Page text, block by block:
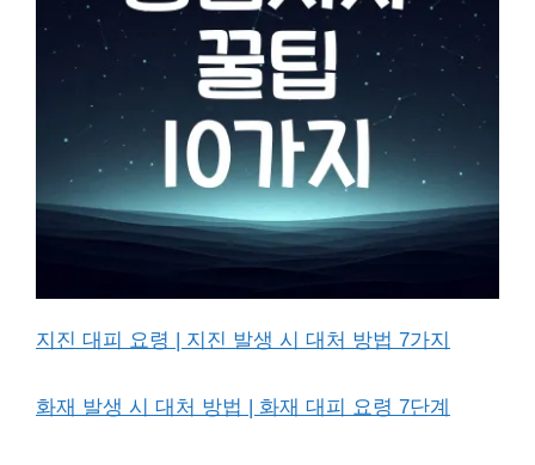
지진 대피 요령 | 지진 발생 시 대처 방법 7가지
화재 발생 시 대처 방법 | 화재 대피 요령 7단계